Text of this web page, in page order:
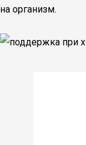
на организм.